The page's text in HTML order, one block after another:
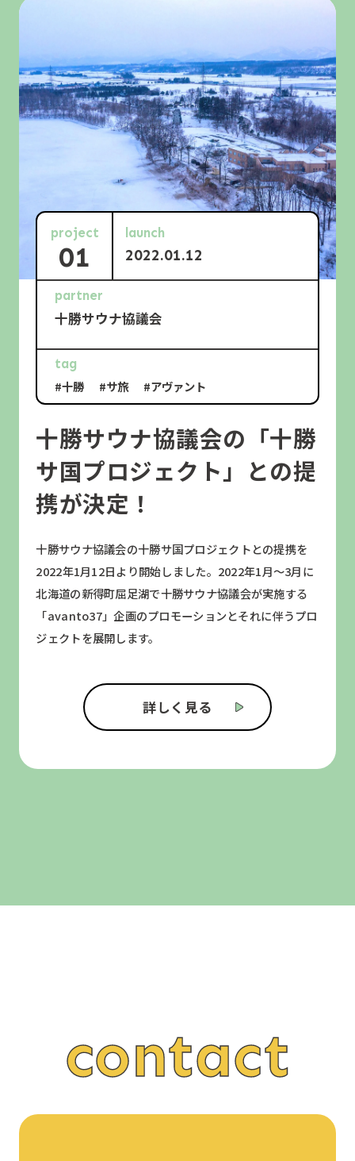
project
01
launch
2022.01.12
partner
十勝サウナ協議会
tag
#十勝 #サ旅 #アヴァント
十勝サウナ協議会の「十勝
サ国プロジェクト」との提
携が決定！
十勝サウナ協議会の十勝サ国プロジェクトとの提携を
2022年1月12日より開始しました。2022年1月〜3月に
北海道の新得町屈足湖で十勝サウナ協議会が実施する
「avanto37」企画のプロモーションとそれに伴うプロ
ジェクトを展開します。
詳しく見る
contact